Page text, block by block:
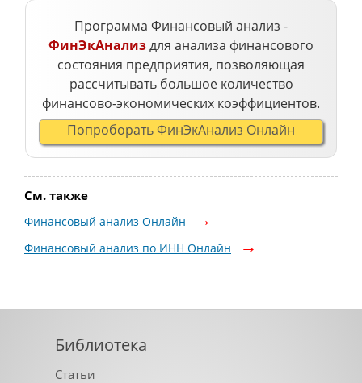
Программа Финансовый анализ -
ФинЭкАнализдля анализа финансового
состояния предприятия, позволяющая
рассчитывать большое количество
финансово-экономических коэффициентов.
Попроборать ФинЭкАнализ Онлайн
См. также
Финансовый анализ Онлайн
Финансовый анализ по ИНН Онлайн
Библиотека
Статьи